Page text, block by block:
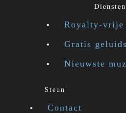
Diensten
Royalty-vrije
Gratis
Nieuwste
Steun
Contact